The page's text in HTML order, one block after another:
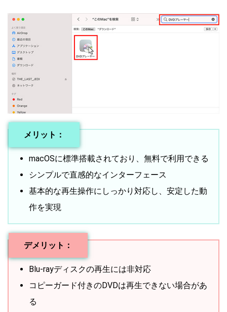
メリット：
macOSに標準搭載されており、無料で利用できる
シンプルで直感的なインターフェース
基本的な再生操作にしっかり対応し、安定した動
作を実現
デメリット：
Blu-rayディスクの再生には非対応
コピーガード付きのDVDは再生できない場合があ
る